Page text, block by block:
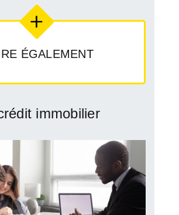
ÉGALEMENT
immobilier